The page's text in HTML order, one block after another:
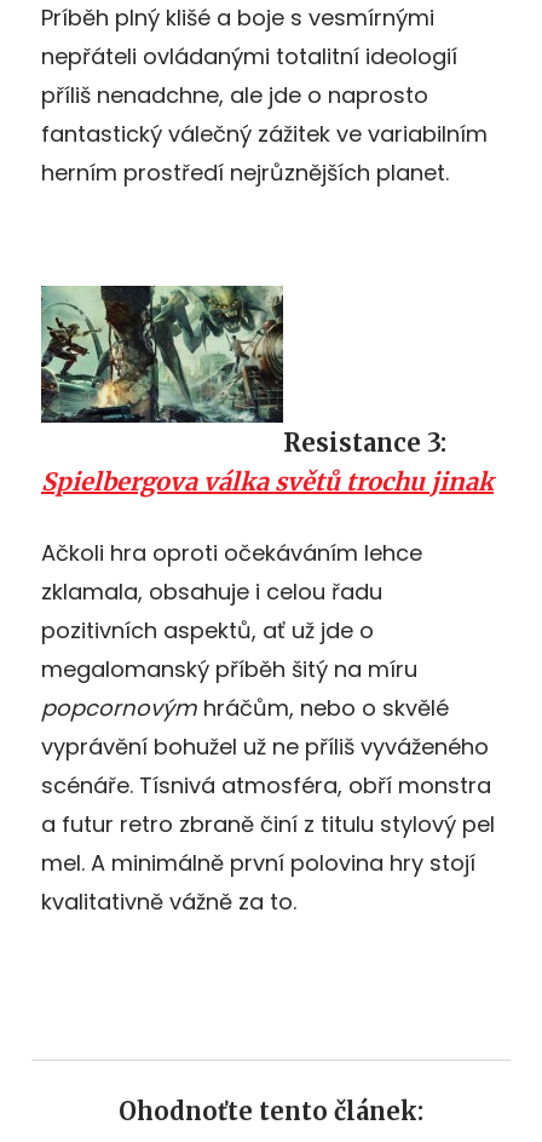
Príběh plný klišé a boje s vesmírnými
nepřáteli ovládanými totalitní ideologií
příliš nenadchne, ale jde o naprosto
fantastický válečný zážitek ve variabilním
herním prostředí nejrůznějších planet.
Resistance 3:
Spielbergova válka světů trochu jinak
Ačkoli hra oproti očekáváním lehce
zklamala, obsahuje i celou řadu
pozitivních aspektů, ať už jde o
megalomanský příběh šitý na míru
popcornovým hráčům, nebo o skvělé
vyprávění bohužel už ne příliš vyváženého
scénáře. Tísnivá atmosféra, obří monstra
a futur retro zbraně činí z titulu stylový pel
mel. A minimálně první polovina hry stojí
kvalitativně vážně za to.
Ohodnoťte tento článek: